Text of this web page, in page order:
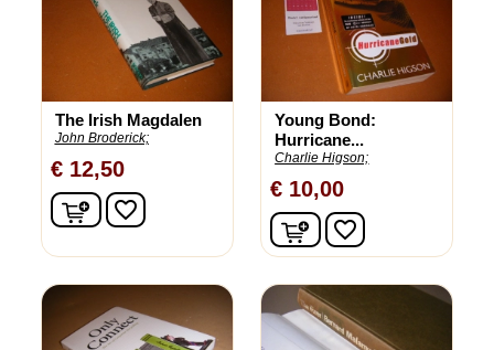
The Irish Magdalen
John Broderick;
€ 12,50
In winkelwagen
favorite_border
Young Bond:
Hurricane...
Charlie Higson;
€ 10,00
In winkelwagen
favorite_border